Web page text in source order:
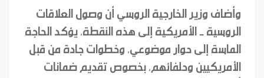
وأضاف وزير الخارجية الروسي أن وصول العلاقات
الروسية - الأمريكية إلى هذه النقطة، يؤكد الحاجة
الماسة إلى حوار موضوعي، وخطوات جادة من قبل
الأمريكيين وحلفائهم، بخصوص تقديم ضمانات